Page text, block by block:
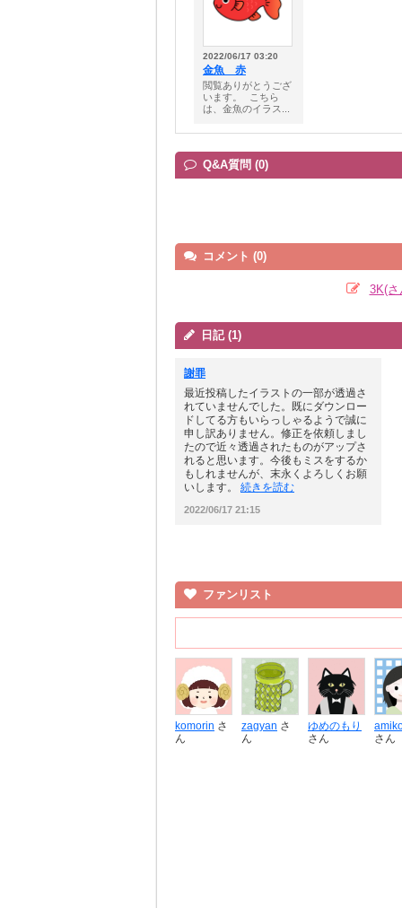
2022/06/17 03:20
金魚 赤
閲覧ありがとうござ
います。⠀こちら
は、金魚のイラス...
Q&A質問 (0)
コメント (0)
3K(さ
日記 (1)
謝罪
最近投稿したイラストの一部が透過さ
れていませんでした。既にダウンロー
ドしてる方もいらっしゃるようで誠に
申し訳ありません。修正を依頼しまし
たので近々透過されたものがアップさ
れると思います。今後もミスをするか
もしれませんが、末永くよろしくお願
いします。 続きを読む
2022/06/17 21:15
ファンリスト
komorin さ
ん
zagyan さ
ん
ゆめのもり
さん
さん